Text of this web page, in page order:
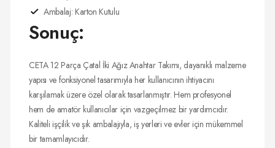
Ambalaj: Karton Kutulu
Sonuç:
CETA 12 Parça Çatal İki Ağız Anahtar Takımı, dayanıklı malzeme
yapısı ve fonksiyonel tasarımıyla her kullanıcının ihtiyacını
karşılamak üzere özel olarak tasarlanmıştır. Hem profesyonel
hem de amatör kullanıcılar için vazgeçilmez bir yardımcıdır.
Kaliteli işçilik ve şık ambalajıyla, iş yerleri ve evler için mükemmel
bir tamamlayıcıdır.